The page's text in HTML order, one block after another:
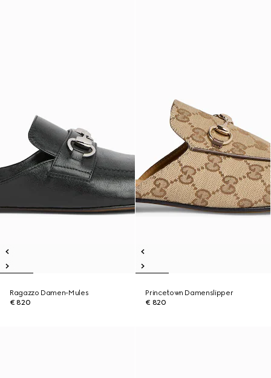
Ragazzo Damen-Mules
€ 820
Princetown Damenslipper
€ 820